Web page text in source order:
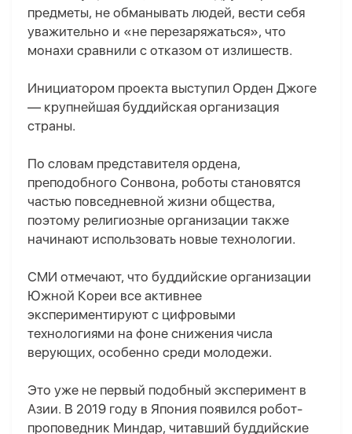
предметы, не обманывать людей, вести себя
уважительно и «не перезаряжаться», что
монахи сравнили с отказом от излишеств.
Инициатором проекта выступил Орден Джоге
— крупнейшая буддийская организация
страны.
По словам представителя ордена,
преподобного Сонвона, роботы становятся
частью повседневной жизни общества,
поэтому религиозные организации также
начинают использовать новые технологии.
СМИ отмечают, что буддийские организации
Южной Кореи все активнее
экспериментируют с цифровыми
технологиями на фоне снижения числа
верующих, особенно среди молодежи.
Это уже не первый подобный эксперимент в
Азии. В 2019 году в Япония появился робот-
проповедник Миндар, читавший буддийские